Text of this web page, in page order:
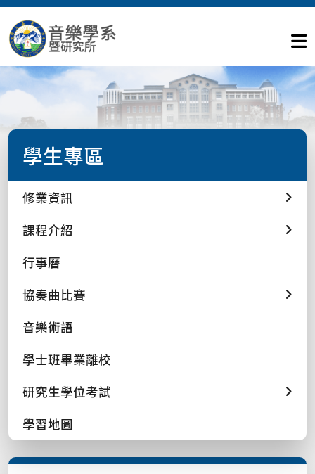
學生專區
修業資訊
課程介紹
行事曆
協奏曲比賽
音樂術語
學士班畢業離校
研究生學位考試
學習地圖